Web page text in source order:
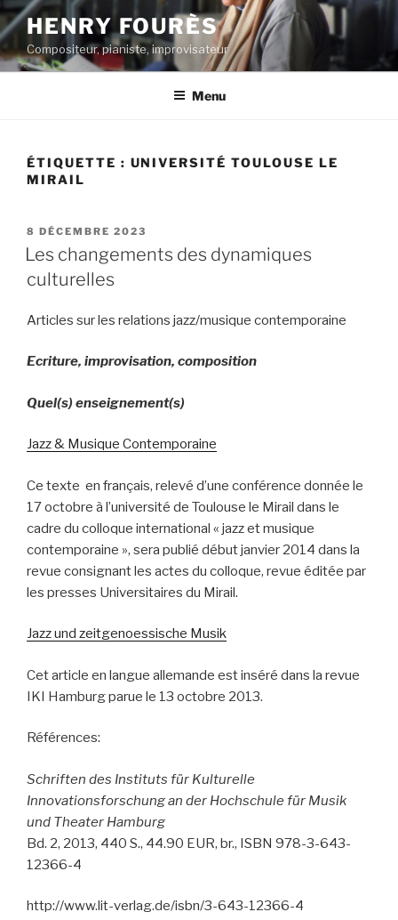
Aller
au
contenu
principal
HENRY FOURÈS
Compositeur, pianiste, improvisateur
Menu
ÉTIQUETTE : UNIVERSITÉ TOULOUSE LE
MIRAIL
PUBLIÉ
LE
8 DÉCEMBRE 2023
Les changements des dynamiques
culturelles
Articles sur les relations jazz/musique contemporaine
Ecriture, improvisation, composition
Quel(s) enseignement(s)
Jazz & Musique Contemporaine
Ce texte en français, relevé d’une conférence donnée le
17 octobre à l’université de Toulouse le Mirail dans le
cadre du colloque international « jazz et musique
contemporaine », sera publié début janvier 2014 dans la
revue consignant les actes du colloque, revue éditée par
les presses Universitaires du Mirail.
Jazz und zeitgenoessische Musik
Cet article en langue allemande est inséré dans la revue
IKI Hamburg parue le 13 octobre 2013.
Références:
Schriften des Instituts für Kulturelle
Innovationsforschung an der Hochschule für Musik
und Theater Hamburg
Bd. 2, 2013, 440 S., 44.90 EUR, br., ISBN 978-3-643-
12366-4
http://www.lit-verlag.de/isbn/3-643-12366-4